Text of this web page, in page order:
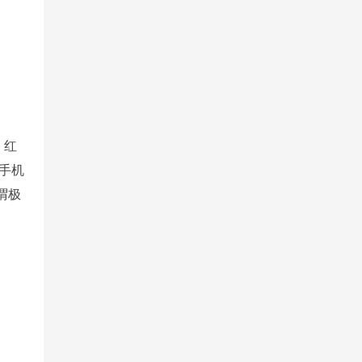
机
极